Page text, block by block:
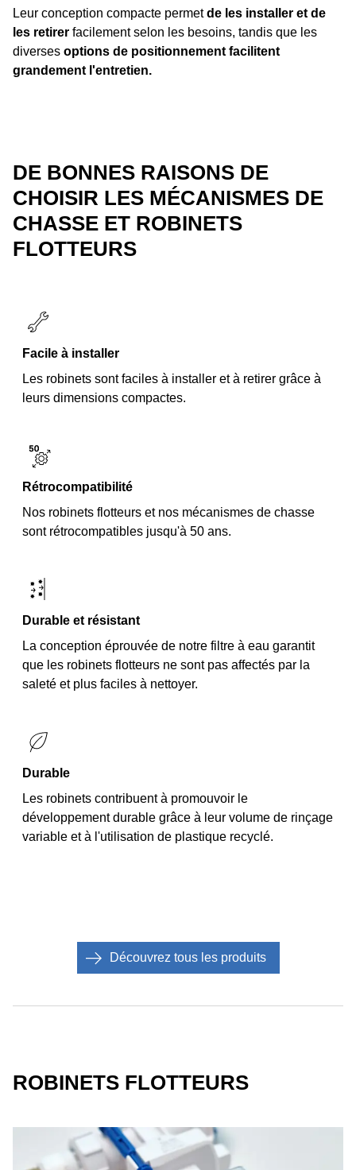
Leur conception compacte permetde les installer et de
les retirer facilement selon les besoins, tandis que les
diverses options de positionnement facilitent
grandement l'entretien.
DE BONNES RAISONS DE
CHOISIR LES MÉCANISMES DE
CHASSE ET ROBINETS
FLOTTEURS
Facile à installer
Les robinets sont faciles à installer et à retirer grâce à
leurs dimensions compactes.
Rétrocompatibilité
Nos robinets flotteurs et nos mécanismes de chasse
sont rétrocompatibles jusqu'à 50 ans.
Durable et résistant
La conception éprouvée de notre filtre à eau garantit
que les robinets flotteurs ne sont pas affectés par la
saleté et plus faciles à nettoyer.
Durable
Les robinets contribuent à promouvoir le
développement durable grâce à leur volume de rinçage
variable et à l'utilisation de plastique recyclé.
Découvrez tous les produits
ROBINETS FLOTTEURS